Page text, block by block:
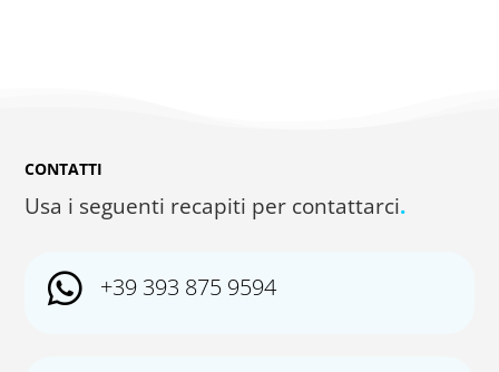
CONTATTI
Usa i seguenti recapiti per contattarci.
 +39 393 875 9594